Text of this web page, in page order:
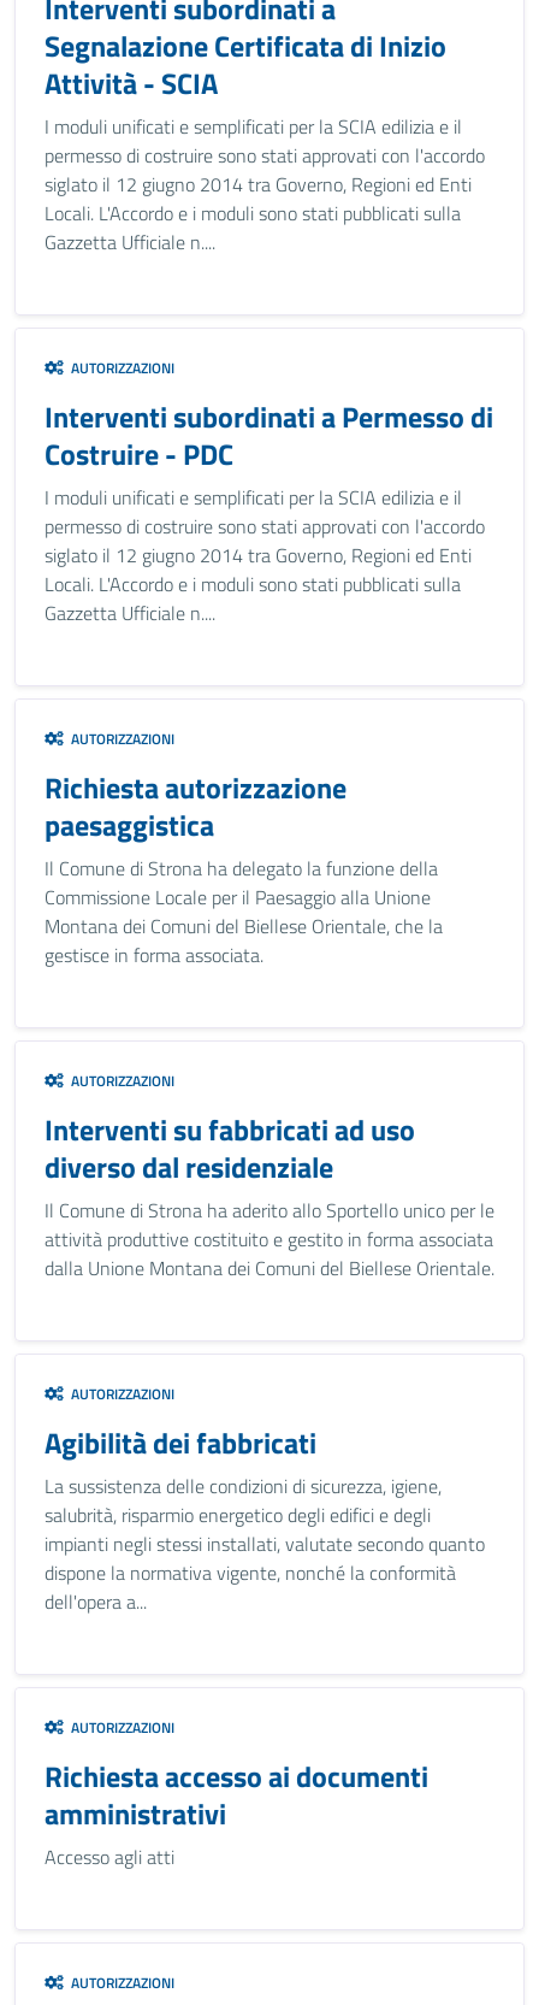
Segnalazione Certificata di Inizio
Attività - SCIA
I moduli unificati e semplificati per la SCIA edilizia e il
permesso di costruire sono stati approvati con l'accordo
siglato il 12 giugno 2014 tra Governo, Regioni ed Enti
Locali. L'Accordo e i moduli sono stati pubblicati sulla
Gazzetta Ufficiale n....
AUTORIZZAZIONI
Interventi subordinati a Permesso di
Costruire - PDC
I moduli unificati e semplificati per la SCIA edilizia e il
permesso di costruire sono stati approvati con l'accordo
siglato il 12 giugno 2014 tra Governo, Regioni ed Enti
Locali. L'Accordo e i moduli sono stati pubblicati sulla
Gazzetta Ufficiale n....
AUTORIZZAZIONI
Richiesta autorizzazione
paesaggistica
Il Comune di Strona ha delegato la funzione della
Commissione Locale per il Paesaggio alla Unione
Montana dei Comuni del Biellese Orientale, che la
gestisce in forma associata.
AUTORIZZAZIONI
Interventi su fabbricati ad uso
diverso dal residenziale
Il Comune di Strona ha aderito allo Sportello unico per le
attività produttive costituito e gestito in forma associata
dalla Unione Montana dei Comuni del Biellese Orientale.
AUTORIZZAZIONI
Agibilità dei fabbricati
La sussistenza delle condizioni di sicurezza, igiene,
salubrità, risparmio energetico degli edifici e degli
impianti negli stessi installati, valutate secondo quanto
dispone la normativa vigente, nonché la conformità
dell'opera a...
AUTORIZZAZIONI
Richiesta accesso ai documenti
amministrativi
Accesso agli atti
AUTORIZZAZIONI